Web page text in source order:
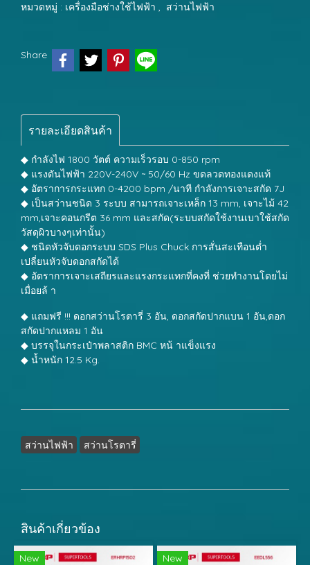
หมวดหมู่ : เครื่องมือช่างใช้ไฟฟ้า , สว่านไฟฟ้า
Share
รายละเอียดสินค้า
◆ กำลังไฟ 1800 วัตต์ ความเร็วรอบ 0-850 rpm
◆ แรงดันไฟฟ้า 220V-240V ~ 50/60 Hz ขดลวดทองแดงแท้
◆ อัตราการกระแทก 0-4200 bpm /นาที กำลังการเจาะสกัด 7J
◆ เป็นสว่านชนิด 3 ระบบ สามารถเจาะเหล็ก 13 mm, เจาะไม้ 42
mm,เจาะคอนกรีต 36 mm และสกัด(ระบบสกัดใช้งานเบาใช้สกัด
วัสดุผิวบางๆเท่านั้น)
◆ ชนิดหัวจับดอกระบบ SDS Plus Chuck การสั่นสะเทือนต่ำ
เปลี่ยนหัวจับดอกสกัดได้
◆ อัตราการเจาะเสถียรและแรงกระแทกที่คงที่ ช่วยทำงานโดยไม่
เมื่อยล้ า
◆ แถมฟรี !!! ดอกสว่านโรตารี่ 3 อัน, ดอกสกัดปากแบน 1 อัน,ดอก
สกัดปากแหลม 1 อัน
◆ บรรจุในกระเป๋าพลาสติก BMC หน้ าแข็งแรง
◆ น้ำหนัก 12.5 Kg.
สว่านไฟฟ้า สว่านโรตารี่
สินค้าเกี่ยวข้อง
New New